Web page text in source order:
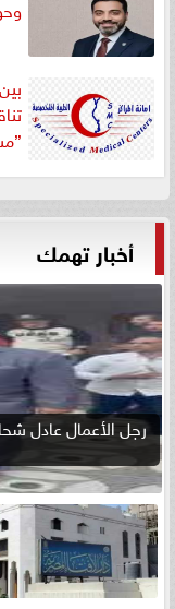
أخبار تهمك
رجل الأعمال عادل